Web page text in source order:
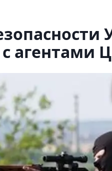
агентами